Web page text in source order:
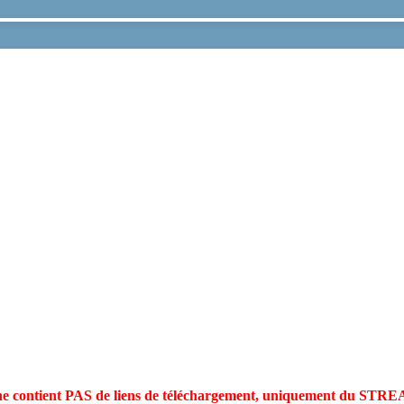
contient PAS de liens de téléchargement, uniquement du